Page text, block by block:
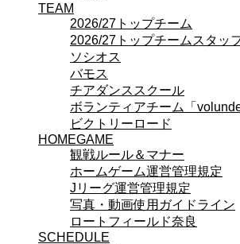
SCHEDULE
2026/27
練習見学時のファンサービス
TICKET
奈良クラブ明治安田J3リー
奈良クラブ明治安田Ｊ3リー
観戦ルール＆マナー
FANCOMMUNITY
2026/27ファンコミュニティ
サポートショップ
GOODS
オフィシャルストア（実店舗
オンラインストア
ACADEMY
アカデミーについて
TEAM
2026/27トップチーム
2026/27トップチームスタッ
ソシオス
バモス
チアダンススクール
ボランティアチーム「
ビクトリーロード
HOMEGAME
観戦ルール＆マナー
ホームゲーム運営管理規定
Jリーグ運営管理規定
写真・動画使用ガイドライン
ロートフィールド奈良
SCHEDULE